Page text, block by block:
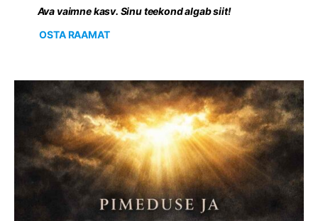
Ava vaimne kasv. Sinu teekond algab siit!
OSTA RAAMAT